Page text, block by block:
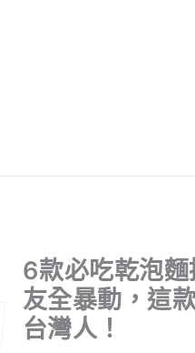
6款必吃乾泡
友全暴動，這
台灣人！